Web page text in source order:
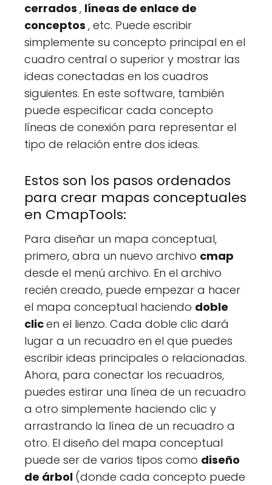
cerrados , líneas de enlace de
conceptos , etc. Puede escribir
simplemente su concepto principal en el
cuadro central o superior y mostrar las
ideas conectadas en los cuadros
siguientes. En este software, también
puede especificar cada concepto
líneas de conexión para representar el
tipo de relación entre dos ideas.
Estos son los pasos ordenados
para crear mapas conceptuales
en CmapTools:
Para diseñar un mapa conceptual,
primero, abra un nuevo archivo cmap
desde el menú archivo. En el archivo
recién creado, puede empezar a hacer
el mapa conceptual haciendo doble
clicen el lienzo. Cada doble clic dará
lugar a un recuadro en el que puedes
escribir ideas principales o relacionadas.
Ahora, para conectar los recuadros,
puedes estirar una línea de un recuadro
a otro simplemente haciendo clic y
arrastrando la línea de un recuadro a
otro. El diseño del mapa conceptual
puede ser de varios tipos como diseño
de árbol (donde cada concepto puede